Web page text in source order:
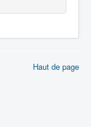
Haut de page